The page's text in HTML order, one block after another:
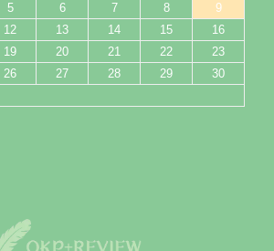
5 6 7 8
9
12 13 14 15
16
19 20 21 22
23
26 27 28 29
30